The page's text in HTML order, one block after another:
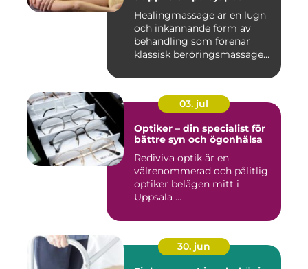
Healingmassage är en lugn
och inkännande form av
behandling som förenar
klassisk beröringsmassage
03. jul
Optiker – din specialist för
bättre syn och ögonhälsa
Rediviva optik är en
välrenommerad och pålitlig
optiker belägen mitt i
Uppsala ...
30. jun